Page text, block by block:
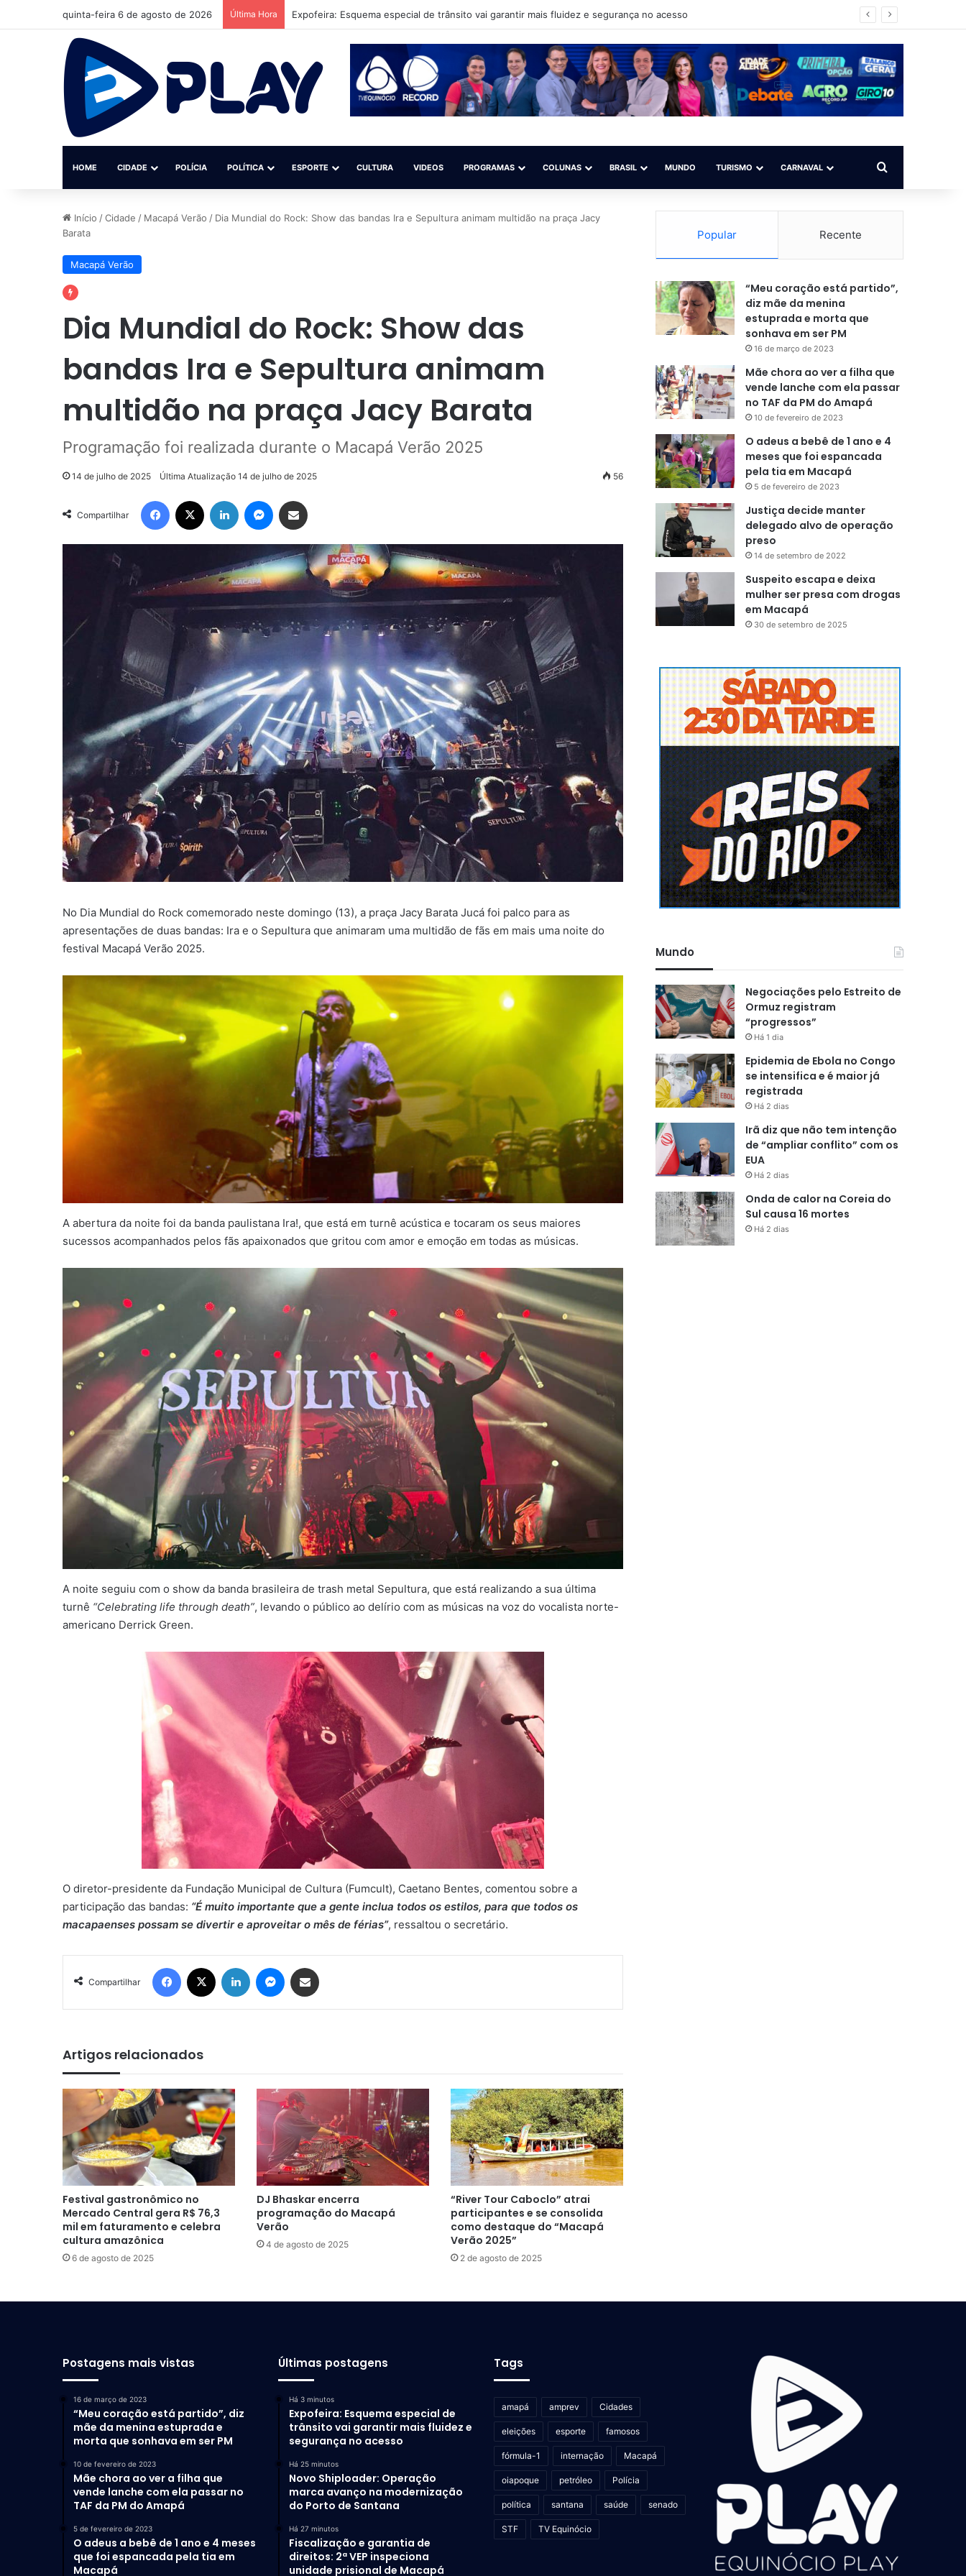
quinta-feira 6 de agosto de 2026 Última Hora Novo Shiploader: Operação marca avanço na modernização do Porto de Santana
HOME CIDADE POLÍCIA POLÍTICA ESPORTE CULTURA VIDEOS PROGRAMAS COLUNAS BRASIL MUNDO TURISMO CARNAVAL Procurar por
Início /Cidade / Macapá Verão / Dia Mundial do Rock: Show das bandas Ira e Sepultura animam multidão na praça Jacy
Barata
Macapá Verão
Dia Mundial do Rock: Show das
bandas Ira e Sepultura animam
multidão na praça Jacy Barata
Programação foi realizada durante o Macapá Verão 2025
14 de julho de 2025 Última Atualização 14 de julho de 2025 56
Compartilhar
Facebook Linkedin Messenger
No Dia Mundial do Rock comemorado neste domingo (13), a praça Jacy Barata Jucá foi palco para as
apresentações de duas bandas: Ira e o Sepultura que animaram uma multidão de fãs em mais uma noite do
festival Macapá Verão 2025.
A abertura da noite foi da banda paulistana Ira!, que está em turnê acústica e tocaram os seus maiores
sucessos acompanhados pelos fãs apaixonados que gritou com amor e emoção em todas as músicas.
A noite seguiu com o show da banda brasileira de trash metal Sepultura, que está realizando a sua última
turnê “Celebrating life through death”, levando o público ao delírio com as músicas na voz do vocalista norte-
americano Derrick Green.
O diretor-presidente da Fundação Municipal de Cultura (Fumcult), Caetano Bentes, comentou sobre a
participação das bandas: “É muito importante que a gente inclua todos os estilos, para que todos os
macapaenses possam se divertir e aproveitar o mês de férias”, ressaltou o secretário.
Compartilhar
Facebook Linkedin Messenger
Artigos relacionados
Festival gastronômico no
Mercado Central gera R$ 76,3
mil em faturamento e celebra
cultura amazônica
6 de agosto de 2025
DJ Bhaskar encerra
programação do Macapá
Verão
4 de agosto de 2025
“River Tour Caboclo” atrai
participantes e se consolida
como destaque do “Macapá
Verão 2025”
2 de agosto de 2025
Popular Recente
“Meu coração está partido”,
diz mãe da menina
estuprada e morta que
sonhava em ser PM
16 de março de 2023
Mãe chora ao ver a filha que
vende lanche com ela passar
no TAF da PM do Amapá
10 de fevereiro de 2023
O adeus a bebê de 1 ano e 4
meses que foi espancada
pela tia em Macapá
5 de fevereiro de 2023
Justiça decide manter
delegado alvo de operação
preso
14 de setembro de 2022
Suspeito escapa e deixa
mulher ser presa com drogas
em Macapá
30 de setembro de 2025
Mundo
Negociações pelo Estreito de
Ormuz registram
“progressos”
Há 1 dia
Epidemia de Ebola no Congo
se intensifica e é maior já
registrada
Há 2 dias
Irã diz que não tem intenção
de “ampliar conflito” com os
EUA
Há 2 dias
Onda de calor na Coreia do
Sul causa 16 mortes
Há 2 dias
Postagens mais vistas
16 de março de 2023
“Meu coração está partido”, diz
mãe da menina estuprada e
morta que sonhava em ser PM
10 de fevereiro de 2023
Mãe chora ao ver a filha que
vende lanche com ela passar no
TAF da PM do Amapá
5 de fevereiro de 2023
O adeus a bebê de 1 ano e 4 meses
que foi espancada pela tia em
Macapá
Últimas postagens
Há 3 minutos
Expofeira: Esquema especial de
trânsito vai garantir mais fluidez e
segurança no acesso
Há 25 minutos
Novo Shiploader: Operação
marca avanço na modernização
do Porto de Santana
Há 27 minutos
Fiscalização e garantia de
direitos: 2ª VEP inspeciona
unidade prisional de Macapá
Tags
amapá amprev Cidades
eleições esporte famosos
fórmula-1 internação Macapá
oiapoque petróleo Polícia
política santana saúde senado
STF TV Equinócio